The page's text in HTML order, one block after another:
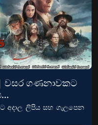
| වසර ගණනාවකට
අදාල ලිපිය සහ ගැලපෙන